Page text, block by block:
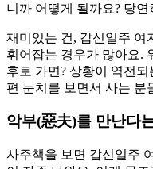
니까 어떻게 될까요? 당연
재미있는 건, 갑신일주 여
휘어잡는 경우가 많아요.
후로 가면? 상황이 역전
편 눈치를 보면서 사는 분
악부(惡夫)를 만난다
사주책을 보면 갑신일주